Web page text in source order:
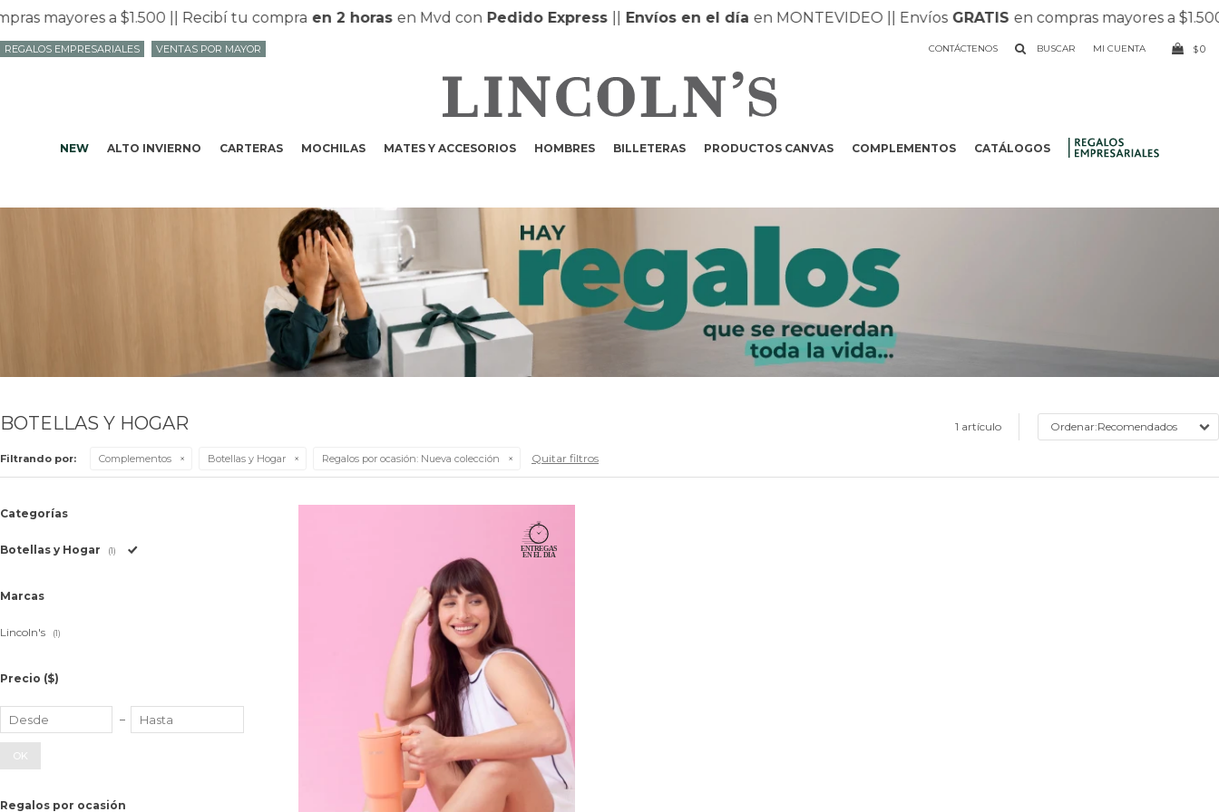
mayores a $1.500 || Recibí tu compraen 2 horasen Mvd conPedido Express||Envíos en el díaen MONTEVIDEO || EnvíosGRATISen compras mayores a $1.500 ||
NEW ALTO INVIERNO CARTERAS MOCHILAS MATES Y ACCESORIOS HOMBRES BILLETERAS PRODUCTOS CANVAS COMPLEMENTOS CATÁLOGOS
CONTÁCTENOS $0
REGALOS EMPRESARIALES VENTAS POR MAYOR
BOTELLAS Y HOGAR 1 artículo Recomendados
Filtrando por: Complementos Botellas y Hogar Regalos por ocasión: Nueva colección Quitar filtros
Categorías
Botellas y Hogar (1)
Marcas
Lincoln's (1)
Precio ($)
OK
Regalos por ocasión